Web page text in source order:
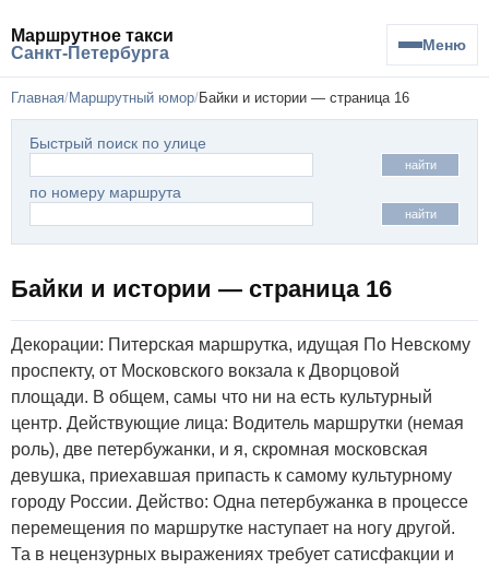
Маршрутное такси
Санкт-Петербурга
Меню
Главная Маршрутный юмор Байки и истории — страница 16
Быстрый поиск по улице
найти
по номеру маршрута
найти
Байки и истории — страница 16
Декорации: Питерская маршрутка, идущая По Невскому
проспекту, от Московского вокзала к Дворцовой
площади. В общем, самы что ни на есть культурный
центр. Действующие лица: Водитель маршрутки (немая
роль), две петербужанки, и я, скромная московская
девушка, приехавшая припасть к самому культурному
городу России. Действо: Одна петербужанка в процессе
перемещения по маршрутке наступает на ногу другой.
Та в нецензурных выражениях требует сатисфакции и